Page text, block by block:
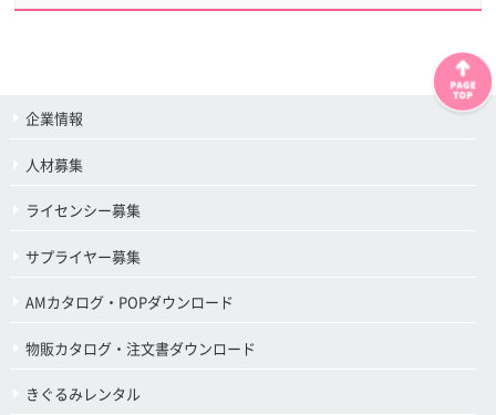
企業情報
人材募集
ライセンシー募集
サプライヤー募集
AMカタログ・POPダウンロード
物販カタログ・注文書ダウンロード
きぐるみレンタル